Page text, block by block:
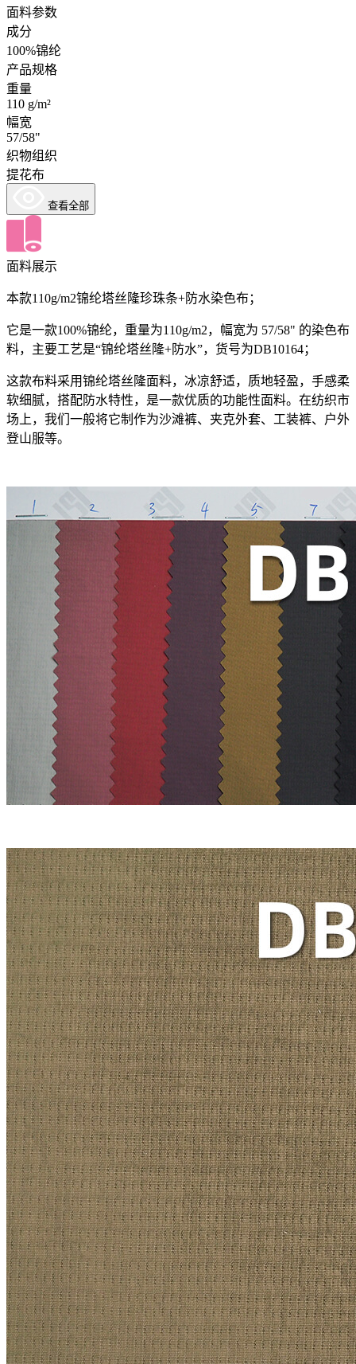
面料参数
成分
100%锦纶
产品规格
重量
110 g/m²
幅宽
57/58"
织物组织
提花布
查看全部
面料展示
本款110g/m2锦纶塔丝隆珍珠条+防水染色布；
它是一款100%锦纶，重量为110g/m2，幅宽为 57/58" 的染色布
料，主要工艺是“锦纶塔丝隆+防水”，货号为DB10164；
这款布料采用锦纶塔丝隆面料，冰凉舒适，质地轻盈，手感柔
软细腻，搭配防水特性，是一款优质的功能性面料。在纺织市
场上，我们一般将它制作为沙滩裤、夹克外套、工装裤、户外
登山服等。